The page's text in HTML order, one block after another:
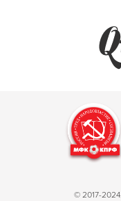
© 2017-